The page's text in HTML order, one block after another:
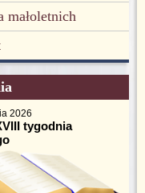
małoletnich
2026
tygodnia